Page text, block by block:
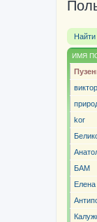
Найти
ИМЯ
виктор
kor
БАМ
Елена